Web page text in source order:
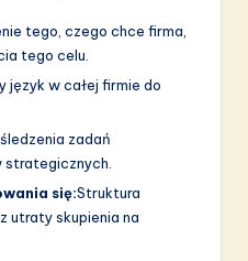
tego, czego chce firma,
tego celu.
język w całej firmie do
zadań
strategicznych.
się:Struktura
utraty skupienia na